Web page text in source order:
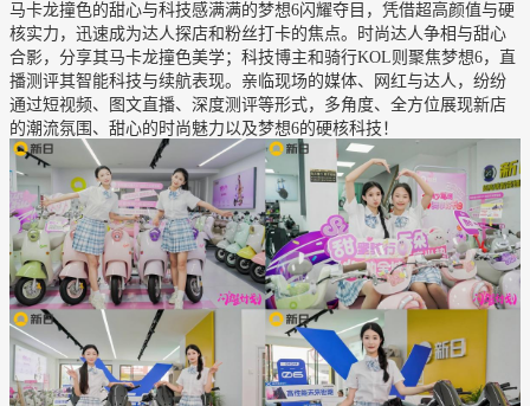
马卡龙撞色的甜心与科技感满满的梦想6闪耀夺目，凭借超高颜值与硬
核实力，迅速成为达人探店和粉丝打卡的焦点。时尚达人争相与甜心
合影，分享其马卡龙撞色美学；科技博主和骑行KOL则聚焦梦想6，直
播测评其智能科技与续航表现。亲临现场的媒体、网红与达人，纷纷
通过短视频、图文直播、深度测评等形式，多角度、全方位展现新店
的潮流氛围、甜心的时尚魅力以及梦想6的硬核科技！